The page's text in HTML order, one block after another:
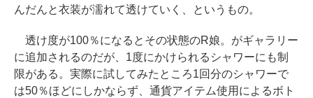
んだんと衣装が濡れて透けていく、というもの。
透け度が100％になるとその状態のR娘。がギャラリー
に追加されるのだが、1度にかけられるシャワーにも制
限がある。実際に試してみたところ1回分のシャワーで
は50％ほどにしかならず、通貨アイテム使用によるボト